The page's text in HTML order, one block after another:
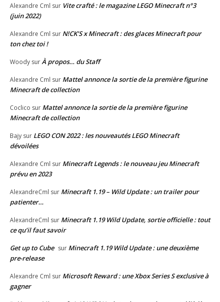
Alexandre Cml sur Vite crafté : le magazine LEGO Minecraft n°3
(juin 2022)
Alexandre Cml sur N!CK’S x Minecraft : des glaces Minecraft pour
ton chez toi !
Woody surÀ propos… du Staff
Alexandre Cml sur Mattel annonce la sortie de la première figurine
Minecraft de collection
Coclico sur Mattel annonce la sortie de la première figurine
Minecraft de collection
Bajy sur LEGO CON 2022 : les nouveautés LEGO Minecraft
dévoilées
Alexandre Cml sur Minecraft Legends : le nouveau jeu Minecraft
prévu en 2023
AlexandreCml sur Minecraft 1.19 – Wild Update : un trailer pour
patienter…
AlexandreCml sur Minecraft 1.19 Wild Update, sortie officielle : tout
ce qu’il faut savoir
Get up to Cube sur Minecraft 1.19 Wild Update : une deuxième
pre-release
Alexandre Cml sur Microsoft Reward : une Xbox Series S exclusive à
gagner